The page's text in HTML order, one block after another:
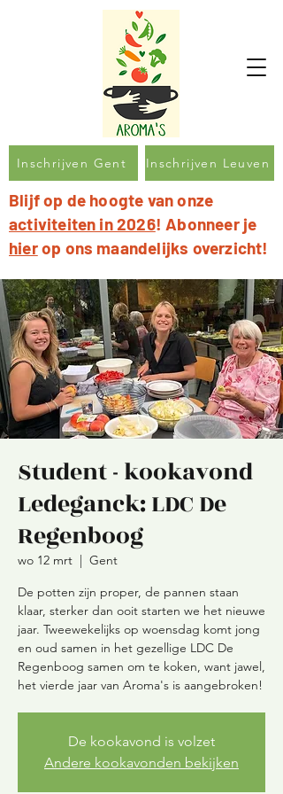
Inschrijven Gent Inschrijven Leuven
Blijf op de hoogte van onze
activiteiten in 2026! Abonneer je
hierop ons maandelijks overzicht!
Student - kookavond
Ledeganck: LDC De
Regenboog
wo 12 mrt
  |
Gent
De potten zijn proper, de pannen staan
klaar, sterker dan ooit starten we het nieuwe
jaar. Tweewekelijks op woensdag komt jong
en oud samen in het gezellige LDC De
Regenboog samen om te koken, want jawel,
De kookavond is volzet
Andere kookavonden bekijken